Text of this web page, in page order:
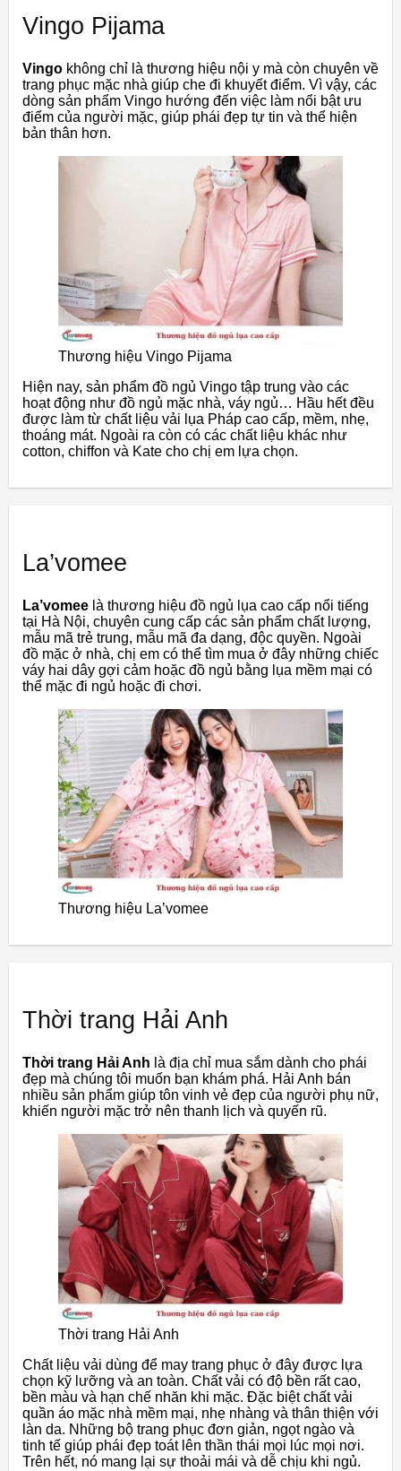
Vingo Pijama
Vingo không chỉ là thương hiệu nội y mà còn chuyên về
trang phục mặc nhà giúp che đi khuyết điểm. Vì vậy, các
dòng sản phẩm Vingo hướng đến việc làm nổi bật ưu
điểm của người mặc, giúp phái đẹp tự tin và thể hiện
bản thân hơn.
Thương hiệu Vingo Pijama
Hiện nay, sản phẩm đồ ngủ Vingo tập trung vào các
hoạt động như đồ ngủ mặc nhà, váy ngủ… Hầu hết đều
được làm từ chất liệu vải lụa Pháp cao cấp, mềm, nhẹ,
thoáng mát. Ngoài ra còn có các chất liệu khác như
cotton, chiffon và Kate cho chị em lựa chọn.
La’vomee
La’vomee là thương hiệu đồ ngủ lụa cao cấp nổi tiếng
tại Hà Nội, chuyên cung cấp các sản phẩm chất lượng,
mẫu mã trẻ trung, mẫu mã đa dạng, độc quyền. Ngoài
đồ mặc ở nhà, chị em có thể tìm mua ở đây những chiếc
váy hai dây gợi cảm hoặc đồ ngủ bằng lụa mềm mại có
thể mặc đi ngủ hoặc đi chơi.
Thương hiệu La’vomee
Thời trang Hải Anh
Thời trang Hải Anh là địa chỉ mua sắm dành cho phái
đẹp mà chúng tôi muốn bạn khám phá. Hải Anh bán
nhiều sản phẩm giúp tôn vinh vẻ đẹp của người phụ nữ,
khiến người mặc trở nên thanh lịch và quyến rũ.
Thời trang Hải Anh
Chất liệu vải dùng để may trang phục ở đây được lựa
chọn kỹ lưỡng và an toàn. Chất vải có độ bền rất cao,
bền màu và hạn chế nhăn khi mặc. Đặc biệt chất vải
quần áo mặc nhà mềm mại, nhẹ nhàng và thân thiện với
làn da. Những bộ trang phục đơn giản, ngọt ngào và
tinh tế giúp phái đẹp toát lên thần thái mọi lúc mọi nơi.
Trên hết, nó mang lại sự thoải mái và dễ chịu khi ngủ.